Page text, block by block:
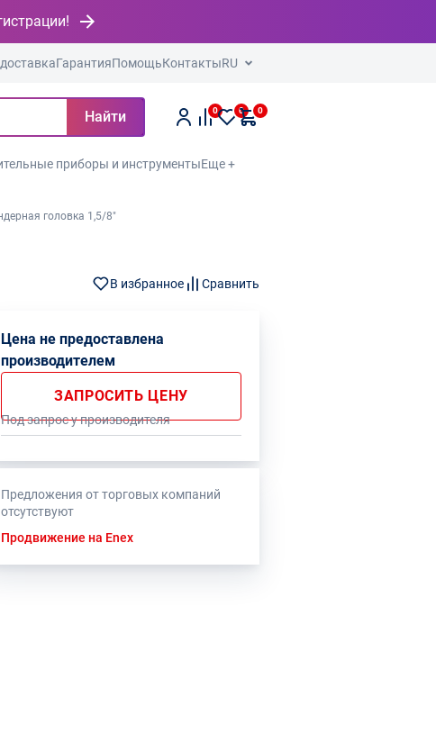
ГарантияПомощьКонтактыRU
Найти 0 0 0
приборы и инструментыЕще +
головка 1,5/8"
В избранное Сравнить
Цена не предоставлена
производителем
ЗАПРОСИТЬ ЦЕНУ
Под запрос у производителя
Предложения от торговых компаний
отсутствуют
Продвижение на Enex